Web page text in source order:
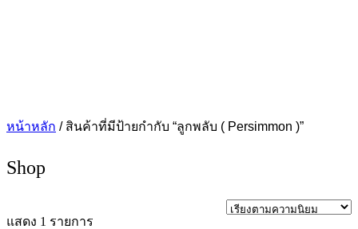
หน้าหลัก / สินค้าที่มีป้ายกำกับ “ลูกพลับ ( Persimmon )”
Shop
แสดง 1 รายการ